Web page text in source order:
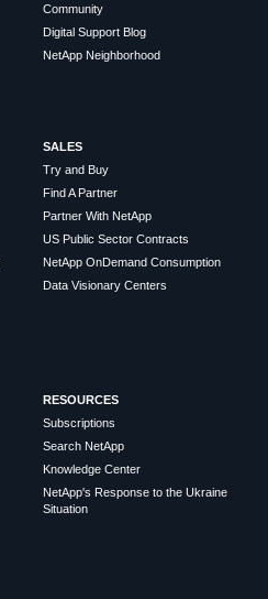
Community
Digital Support Blog
NetApp Neighborhood
SALES
Try and Buy
Find A Partner
Partner With NetApp
US Public Sector Contracts
NetApp OnDemand Consumption
Data Visionary Centers
RESOURCES
Subscriptions
Search NetApp
Knowledge Center
NetApp's Response to the Ukraine
Situation